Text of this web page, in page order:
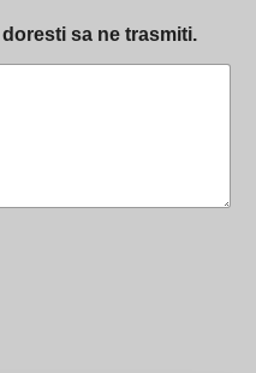
sa ne trasmiti.